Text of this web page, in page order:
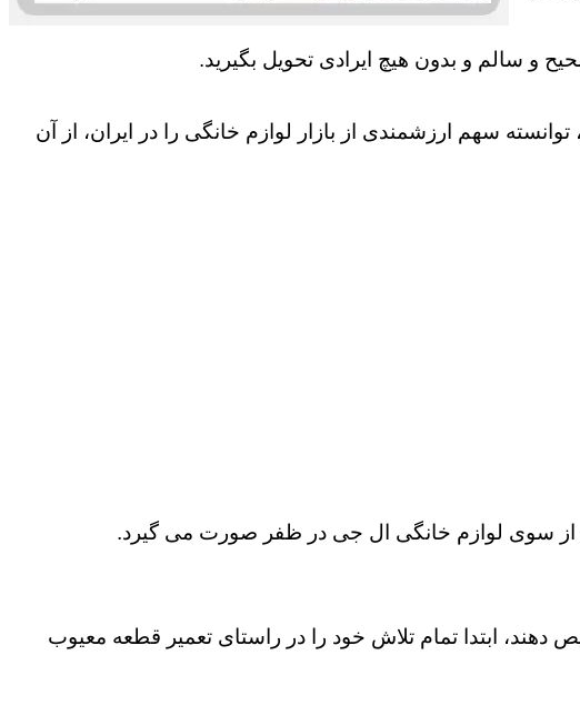
و سالم و بدون هیچ ایرادی تحویل بگیرید.
سهم ارزشمندی از بازار لوازم خانگی را در ایران، از آن
از سوی لوازم خانگی ال جی در ظفر صورت می گیرد.
ابتدا تمام تلاش خود را در راستای تعمیر قطعه معیوب